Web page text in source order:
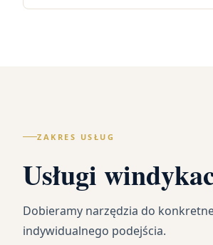
ZAKRES USŁUG
Usługi
Dobieramy narzędzia do
indywidualnego podejścia.